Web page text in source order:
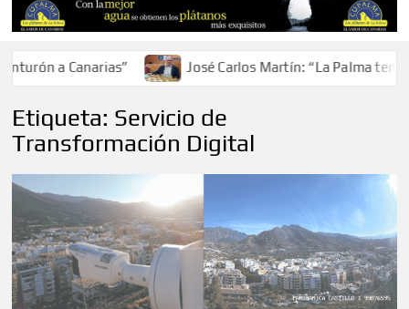
a Canarias” José Carlos Martín: “La Palma tendrá
Etiqueta: Servicio de
Transformación Digital